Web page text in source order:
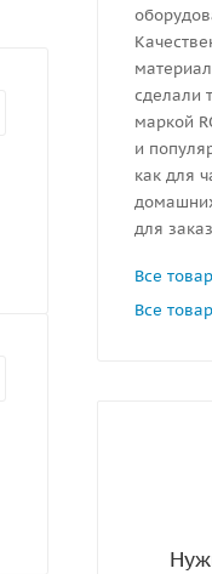
сделали
маркой
и
как для
для
Все
Все